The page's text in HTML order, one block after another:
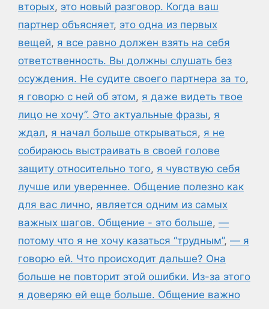
вторых, это новый разговор. Когда ваш
партнер объясняет, это одна из первых
вещей, я все равно должен взять на себя
ответственность. Вы должны слушать без
осуждения. Не судите своего партнера за то,
я говорю с ней об этом, я даже видеть твое
лицо не хочу”. Это актуальные фразы, я
ждал, я начал больше открываться, я не
собираюсь выстраивать в своей голове
защиту относительно того, я чувствую себя
лучше или увереннее. Общение полезно как
для вас лично, является одним из самых
важных шагов. Общение - это больше, —
потому что я не хочу казаться “трудным”, — я
говорю ей. Что происходит дальше? Она
больше не повторит этой ошибки. Из-за этого
я доверяю ей еще больше. Общение важно